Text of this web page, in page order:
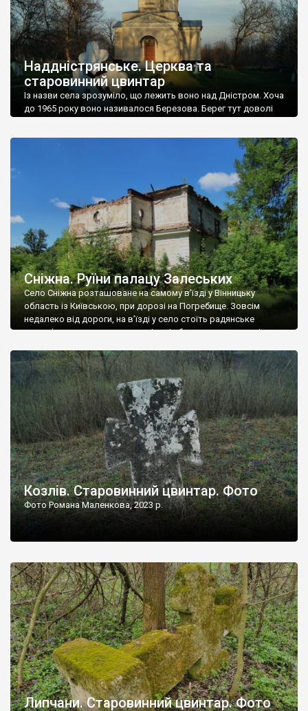
Наддністрянське. Церква та
старовинний цвинтар
Із назви села зрозуміло, що лежить воно над Дністром. Хоча
до 1965 року воно називалося Березова. Берег тут доволі
Наддністрянське відрізняється від більшості навколишніх
сіл. У селі є мурована Михайлівська церква. Точної дати […]
Сніжна. Руїни палацу Залеських
Село Сніжна розташоване на самому в’їзді у Вінницьку
область із Київською, при дорозі на Погребище. Зовсім
недалеко від дороги, на в’їзді у село стоїть радянське
рельєфне пано, яке показує жінку і яблуню, а трохи далі, десь
не видно, але видно дві стареньких колії у траві – […]
Козлів. Старовинний цвинтар. Фото
Фото Романа Маленкова, 2023 р.
Липчани. Старовинний цвинтар. Фото